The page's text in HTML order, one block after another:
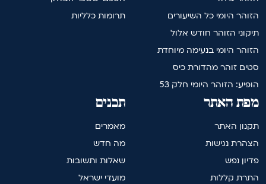
תרומות כלליות
הזוהר היומי כל השיעורים
תיקוני הזוהר חודש אלול
הזוהר היומי בנעימה מיוחדת
סטים זוהר מהדורת כיס
הופיע: הזוהר היומי חלק 53
תכנים
מאמרים
מה חדש
שאלות ותשובות
מועדי ישראל
מפת האתר
תקנון האתר
הצהרת נגישות
פדיון נפש
התרת קללות